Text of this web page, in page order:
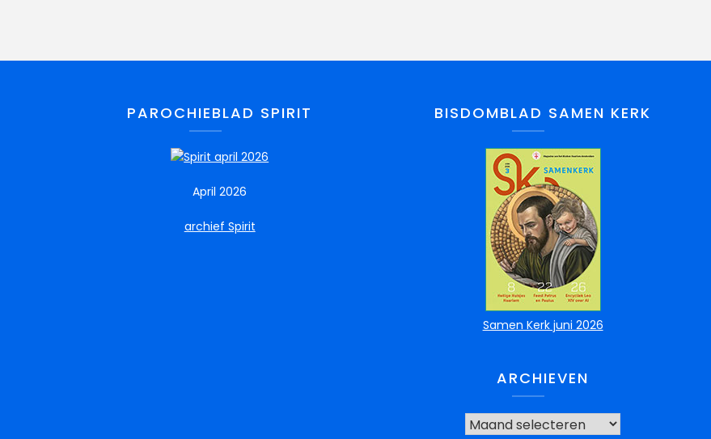
PAROCHIEBLAD SPIRIT
April 2026
archief Spirit
BISDOMBLAD SAMEN KERK
Samen Kerk juni 2026
ARCHIEVEN